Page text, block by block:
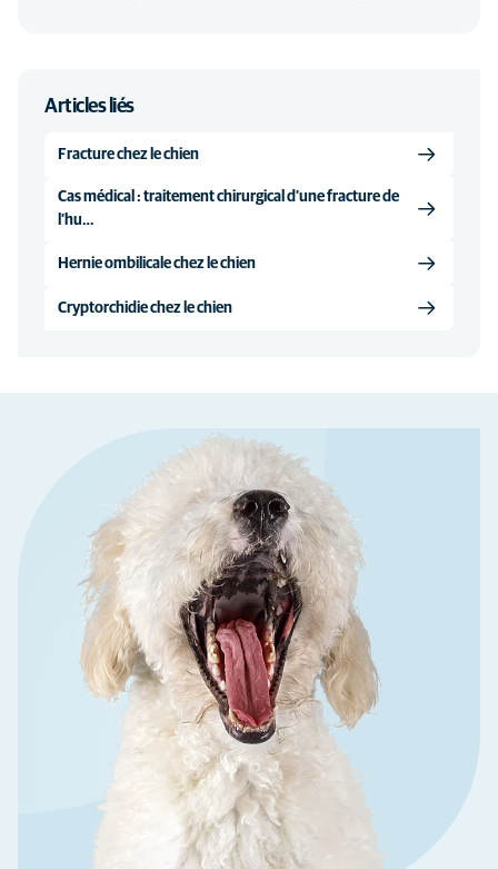
Articles liés
Fracture chez le chien
Cas médical : traitement chirurgical d’une fracture de
l’hu…
Hernie ombilicale chez le chien
Cryptorchidie chez le chien